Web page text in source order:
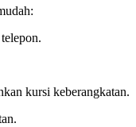
kursi keberangkatan.